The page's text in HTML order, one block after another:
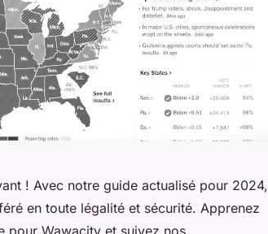
! Avec notre guide actualisé pour 2024,
en toute légalité et sécurité. Apprenez